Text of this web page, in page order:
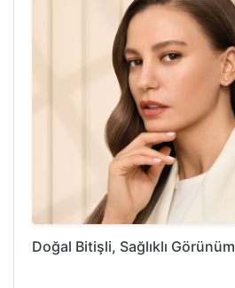
Doğal Bitişli, Sağlıklı Görünüm